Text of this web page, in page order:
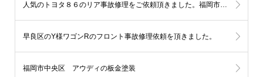
人気のトヨタ８６のリア事故修理をご依頼頂きました。福岡市西区
早良区のY様ワゴンRのフロント事故修理依頼を頂きました。
福岡市中央区 アウディの板金塗装